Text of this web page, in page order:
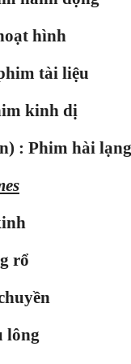
hình
tài liệu
kinh dị
: Phim hài
rổ
lông